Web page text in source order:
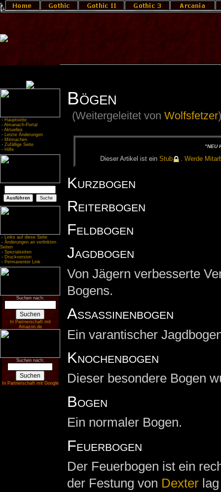
- Hauptseite
- Almanach-Portal
- Aktuelles
- Letzte Änderungen
- Mitmachen
- Zufällige Seite
- Hilfe
- Links auf diese Seite
- Änderungen an verlinkten
Seiten
- Spezialseiten
- Druckversion
- Permanenter Link
Suchen nach:
In Partnerschaft mit
Amazon.de
Suchen nach:
In Partnerschaft mit Google
Bögen
(Weitergeleitet vonWolfsfetzer
"NEU
Die­ser Ar­ti­kel ist ein Stub Wer­de
Kurzbogen
Reiterbogen
Feldbogen
Jagdbogen
Von Jägern verbesserte
Bogens.
Assassinenbogen
Ein varantischer
Knochenbogen
Dieser besondere Bogen
Bogen
Ein normaler Bogen.
Feuerbogen
Der Feuerbogen ist ein
der Festung von Dexterlag